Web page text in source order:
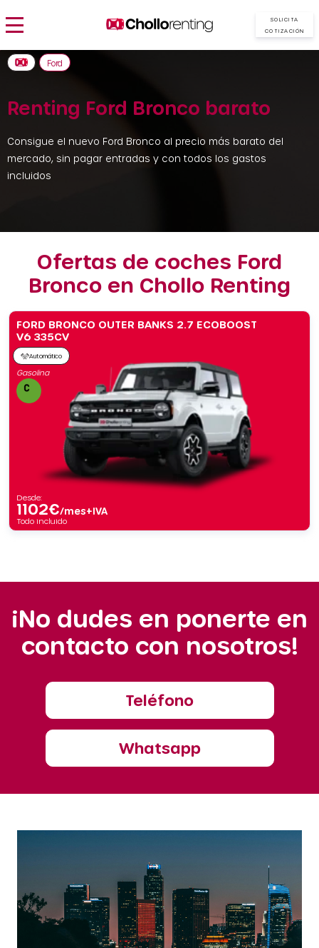
SOLICITA
COTIZACIÓN
Renting Ford Bronco barato
Consigue el nuevo Ford Bronco al precio más barato del
mercado, sin pagar entradas y con todos los gastos
incluidos
Ford
Ofertas de coches Ford
Bronco en Chollo Renting
FORD BRONCO OUTER BANKS 2.7 ECOBOOST
V6 335CV
Automático
Gasolina
Desde:
1102€/mes+IVA
Todo incluido
¡No dudes en ponerte en
contacto con nosotros!
Teléfono
Whatsapp